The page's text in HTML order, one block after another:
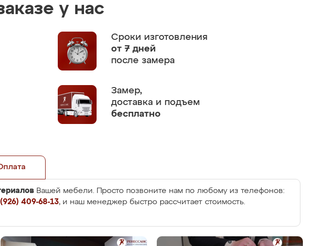
у нас
Сроки изготовления
от 7 дней
после замера
Замер,
доставка и подъем
бесплатно
Вашей мебели. Просто позвоните нам по любому из телефонов:
409-68-13, и наш менеджер быстро рассчитает стоимость.